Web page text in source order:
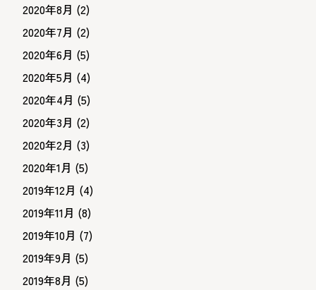
2020年8月 (2)
2020年7月 (2)
2020年6月 (5)
2020年5月 (4)
2020年4月 (5)
2020年3月 (2)
2020年2月 (3)
2020年1月 (5)
2019年12月 (4)
2019年11月 (8)
2019年10月 (7)
2019年9月 (5)
2019年8月 (5)